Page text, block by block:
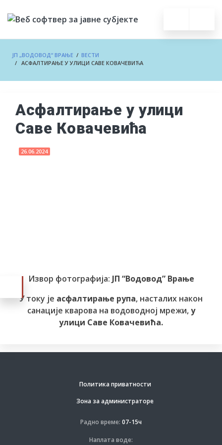
ЈП „ВОДОВОД“ ВРАЊЕ / ВЕСТИ
/ АСФАЛТИРАЊЕ У УЛИЦИ САВЕ КОВАЧЕВИЋА
Асфалтирање у улици
Саве Ковачевића
26.06.2024
Извор фотографија: ЈП “Водовод” Врање
У току је асфалтирање рупа, насталих након
санације кварова на водоводној мрежи,у
улици Саве Ковачевића.
Политика приватности
Зона за администраторе
Радно време: 07-15ч
Наплата воде: